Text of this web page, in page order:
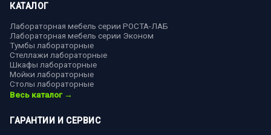
КАТАЛОГ
Лабораторная мебель серии РОСТА-ЛАБ
Лабораторная мебель серии Эконом
Тумбы лабораторные
Стеллажи лабораторные
Шкафы лабораторные
Мойки лабораторные
Столы лабораторные
Весь каталог →
ГАРАНТИИ И СЕРВИС